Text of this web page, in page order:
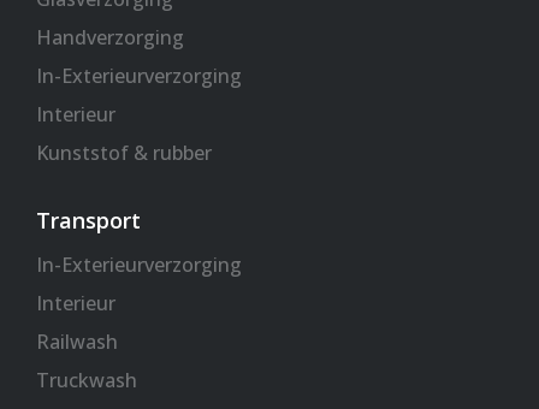
Handverzorging
In-Exterieurverzorging
Interieur
Kunststof & rubber
Transport
In-Exterieurverzorging
Interieur
Railwash
Truckwash